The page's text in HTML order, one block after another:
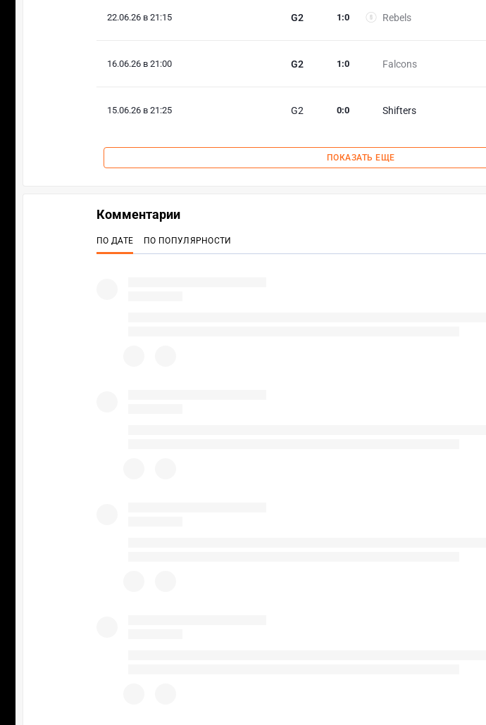
22.06.26 в 21:15 G2 Rebels
1 :0
16.06.26 в 21:00 G2 Falcons
1 :0
15.06.26 в 21:25 G2 Shifters
0:0
ПОКАЗАТЬ ЕЩЕ
Комментарии
ПО ДАТЕ ПО ПОПУЛЯРНОСТИ